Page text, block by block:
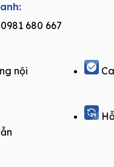
0981 680 667
nội